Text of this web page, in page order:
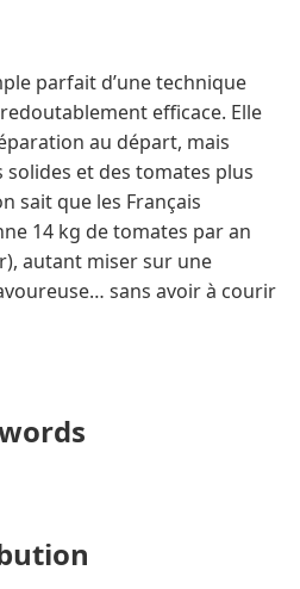
parfait d’une technique
efficace. Elle
au départ, mais
et des tomates plus
sait que les Français
14 kg de tomates par an
autant miser sur une
sans avoir à courir